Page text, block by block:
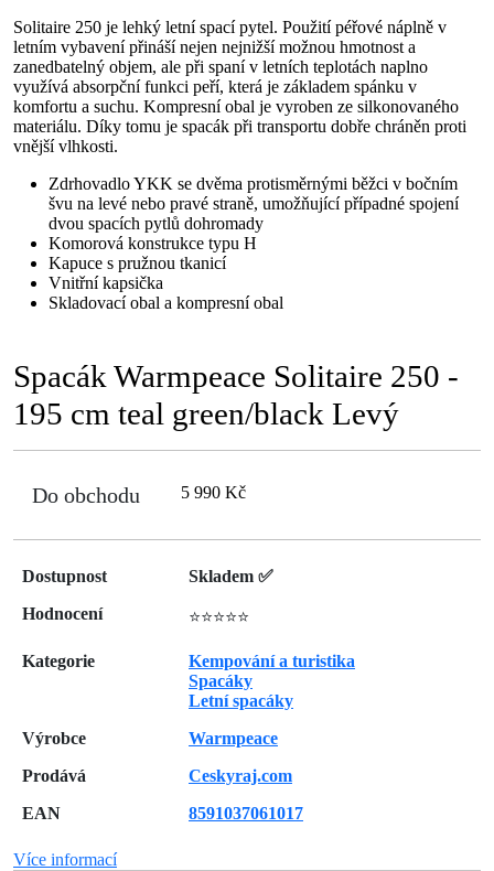
Solitaire 250 je lehký letní spací pytel. Použití péřové náplně v
letním vybavení přináší nejen nejnižší možnou hmotnost a
zanedbatelný objem, ale při spaní v letních teplotách naplno
využívá absorpční funkci peří, která je základem spánku v
komfortu a suchu. Kompresní obal je vyroben ze silkonovaného
materiálu. Díky tomu je spacák při transportu dobře chráněn proti
vnější vlhkosti.
Zdrhovadlo YKK se dvěma protisměrnými běžci v bočním
švu na levé nebo pravé straně, umožňující případné spojení
dvou spacích pytlů dohromady
Komorová konstrukce typu H
Kapuce s pružnou tkanicí
Vnitřní kapsička
Skladovací obal a kompresní obal
Spacák Warmpeace Solitaire 250 -
195 cm teal green/black Levý
Do obchodu 5 990 Kč
Dostupnost
Skladem ✅
Hodnocení
⭐⭐⭐⭐⭐
Kategorie
Kempování a turistika
Spacáky
Letní spacáky
Výrobce
Warmpeace
Prodává
Ceskyraj.com
EAN
8591037061017
Více informací